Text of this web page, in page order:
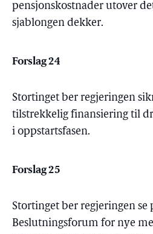
pensjonskostnader utover
sjablongen dekker.
Forslag 24
Stortinget ber regjeringen
tilstrekkelig finansiering til
i oppstartsfasen.
Forslag 25
Stortinget ber regjeringen se
Beslutningsforum for nye